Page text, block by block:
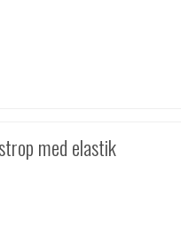
med elastik